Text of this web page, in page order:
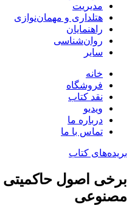
مدیریت
هتلداری و مهمان‌نوازی
راهنمایان
روان‌شناسی
سایر
خانه
فروشگاه
نقد کتاب
ویدیو
درباره‌ ما
تماس با ما
بریده‌های کتاب
برخی اصول
مصنوعی